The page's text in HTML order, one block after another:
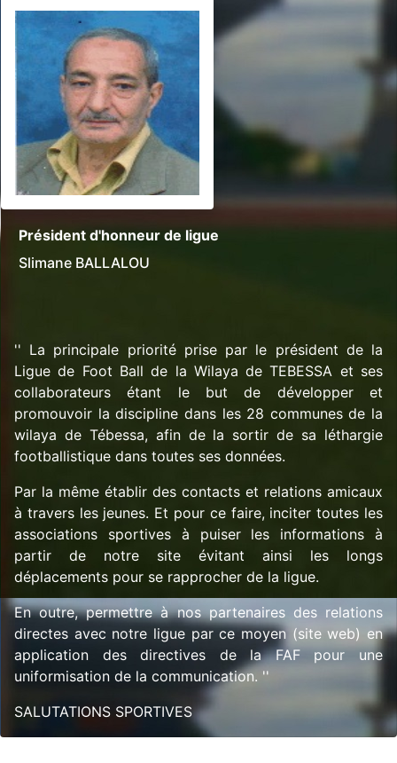
Président d'honneur de ligue
Slimane BALLALOU
'' La principale priorité prise par le président de la
Ligue de Foot Ball de la Wilaya de TEBESSA et ses
collaborateurs étant le but de développer et
promouvoir la discipline dans les 28 communes de la
wilaya de Tébessa, afin de la sortir de sa léthargie
footballistique dans toutes ses données.
Par la même établir des contacts et relations amicaux
à travers les jeunes. Et pour ce faire, inciter toutes les
associations sportives à puiser les informations à
partir de notre site évitant ainsi les longs
déplacements pour se rapprocher de la ligue.
En outre, permettre à nos partenaires des relations
directes avec notre ligue par ce moyen (site web) en
application des directives de la FAF pour une
uniformisation de la communication. ''
SALUTATIONS SPORTIVES